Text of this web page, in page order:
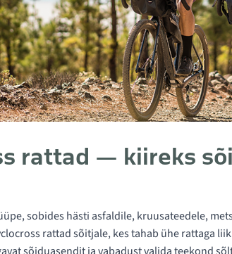
rattad — kiireks
sobides hästi asfaldile, kruusateedele,
rattad sõitjale, kes tahab ühe rattaga